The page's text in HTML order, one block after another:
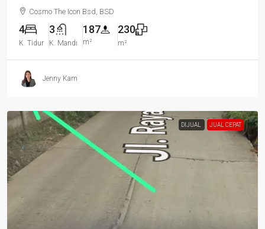
Cosmo The Icon Bsd, BSD
4
K. Tidur
3
K. Mandi
187
m²
230
m²
Jenny Kam
DIJUAL JUAL CEPAT